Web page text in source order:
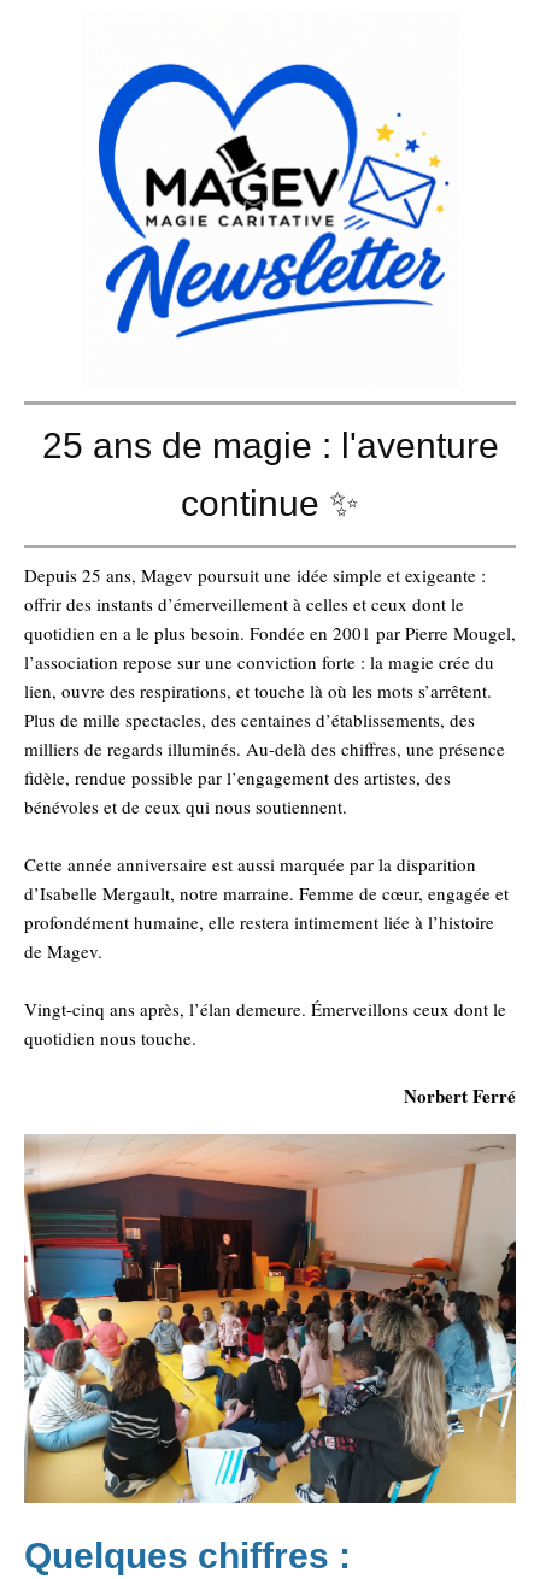
25 ans de magie : l'aventure
continue ✨
Depuis 25 ans, Magev poursuit une idée simple et exigeante :
offrir des instants d’émerveillement à celles et ceux dont le
quotidien en a le plus besoin. Fondée en 2001 par Pierre Mougel,
l’association repose sur une conviction forte : la magie crée du
lien, ouvre des respirations, et touche là où les mots s’arrêtent.
Plus de mille spectacles, des centaines d’établissements, des
milliers de regards illuminés. Au-delà des chiffres, une présence
fidèle, rendue possible par l’engagement des artistes, des
bénévoles et de ceux qui nous soutiennent.
Cette année anniversaire est aussi marquée par la disparition
d’Isabelle Mergault, notre marraine. Femme de cœur, engagée et
profondément humaine, elle restera intimement liée à l’histoire
de Magev.
Vingt-cinq ans après, l’élan demeure. Émerveillons ceux dont le
quotidien nous touche.
Norbert Ferré
Quelques chiffres :